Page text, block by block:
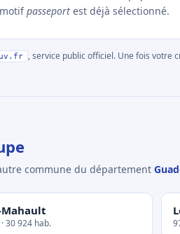
passeport est déjà sélectionné.
, service public officiel. Une fois votre
commune du département
Mahault
30 924 hab.